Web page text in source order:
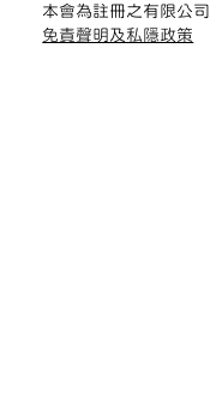
本會為註冊之有限公司
免責聲明及私隱政策